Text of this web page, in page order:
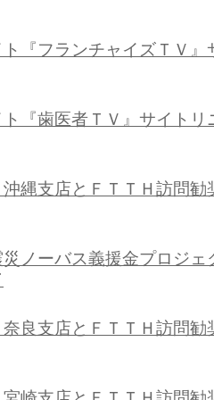
『フランチャイズＴＶ』
『歯医者ＴＶ』サイトリ
縄支店とＦＴＴＨ訪問勧
災ノーバス義援金プロジ
良支店とＦＴＴＨ訪問勧